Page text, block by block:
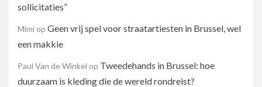
sollicitaties”
Mimi op Geen vrij spel voor straatartiesten in Brussel, wel
een makkie
Paul Van de Winkel op Tweedehands in Brussel: hoe
duurzaam is kleding die de wereld rondreist?